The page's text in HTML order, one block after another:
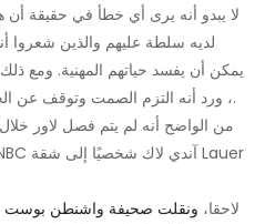
لا يبدو أنه يرى أي خطأ في حقيقة
لديه سلطة عليهم والذين شعروا
يمكن أن يفسد حياتهم المهنية. ومع
، ورد أنه التزم الصمت وتوقف عن الجدل ، مدركًا أن الأمور لا تبدو جيدة.
من الواضح أنه لم يتم فصل لاور
لاحقا، ونقلت صحيفة واشنطن